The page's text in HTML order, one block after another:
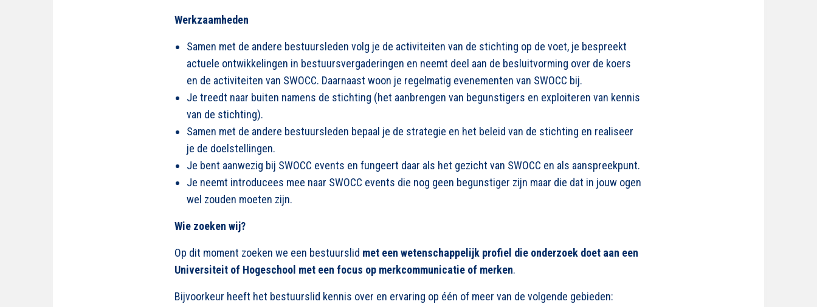
Werkzaamheden
Samen met de andere bestuursleden volg je de activiteiten van de stichting op de voet, je bespreekt
actuele ontwikkelingen in bestuursvergaderingen en neemt deel aan de besluitvorming over de koers
en de activiteiten van SWOCC. Daarnaast woon je regelmatig evenementen van SWOCC bij.
Je treedt naar buiten namens de stichting (het aanbrengen van begunstigers en exploiteren van kennis
van de stichting).
Samen met de andere bestuursleden bepaal je de strategie en het beleid van de stichting en realiseer
je de doelstellingen.
Je bent aanwezig bij SWOCC events en fungeert daar als het gezicht van SWOCC en als aanspreekpunt.
Je neemt introducees mee naar SWOCC events die nog geen begunstiger zijn maar die dat in jouw ogen
wel zouden moeten zijn.
Wie zoeken wij?
Op dit moment zoeken we een bestuurslid met een wetenschappelijk profiel die onderzoek doet aan een
Universiteit of Hogeschool met een focus op merkcommunicatie of merken.
Bijvoorkeur heeft het bestuurslid kennis over en ervaring op één of meer van de volgende gebieden: